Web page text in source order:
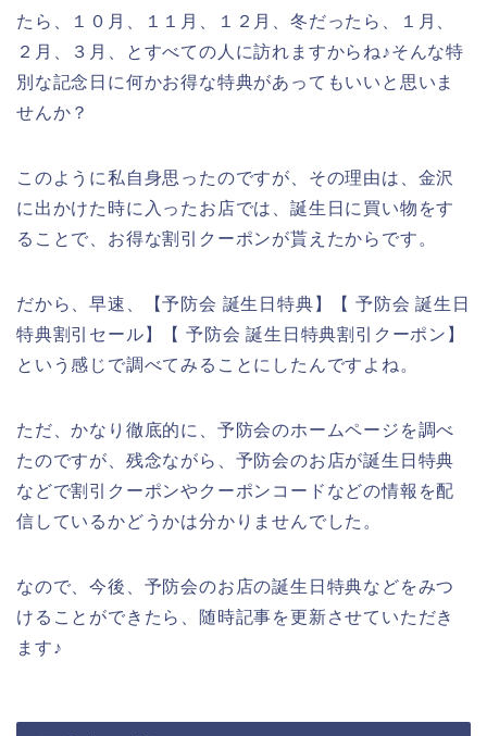
たら、１０月、１１月、１２月、冬だったら、１月、
２月、３月、とすべての人に訪れますからね♪そんな特
別な記念日に何かお得な特典があってもいいと思いま
せんか？
このように私自身思ったのですが、その理由は、金沢
に出かけた時に入ったお店では、誕生日に買い物をす
ることで、お得な割引クーポンが貰えたからです。
だから、早速、【予防会 誕生日特典】【 予防会 誕生日
特典割引セール】【 予防会 誕生日特典割引クーポン】
という感じで調べてみることにしたんですよね。
ただ、かなり徹底的に、予防会のホームページを調べ
たのですが、残念ながら、予防会のお店が誕生日特典
などで割引クーポンやクーポンコードなどの情報を配
信しているかどうかは分かりませんでした。
なので、今後、予防会のお店の誕生日特典などをみつ
けることができたら、随時記事を更新させていただき
ます♪